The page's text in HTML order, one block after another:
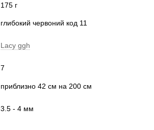
175 г
глибокий червоний код 11
Lacy ggh
7
приблизно 42 см на 200 см
3.5 - 4 мм